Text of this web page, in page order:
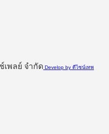
เพลย์ จำกัด Develop by ดีไซน์เทพ